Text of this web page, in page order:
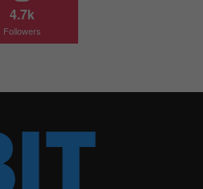
4.7k
Followers